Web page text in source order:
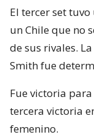
El tercer set
un Chile que no
de sus rivales.
Smith fue
Fue victoria
tercera victoria
femenino.